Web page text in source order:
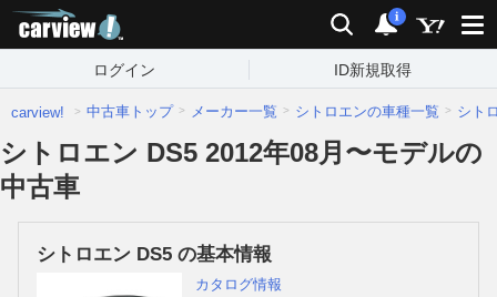
検索 通知
i
ログイン ID新規取得
carview! 中古車トップ メーカー一覧 シトロエンの車種一覧 シト
シトロエン DS5 2012年08月〜モデルの
中古車
シトロエン DS5 の基本情報
カタログ情報